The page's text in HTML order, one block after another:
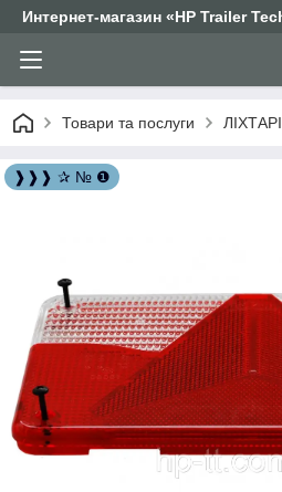
Интернет-магазин «HP Trailer
Товари та послуги
❱❱❱ ✰ № ❶